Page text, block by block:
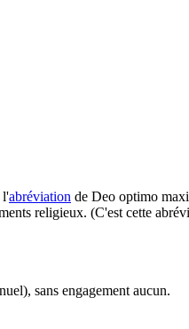
l'abréviation de Deo optimo
religieux. (C'est cette
sans engagement aucun.